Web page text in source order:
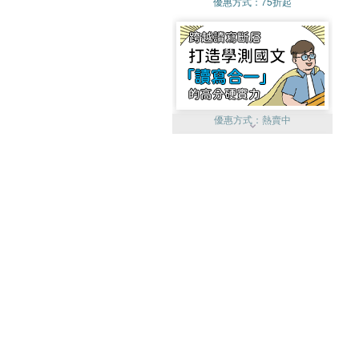
優惠方式： 熱賣中